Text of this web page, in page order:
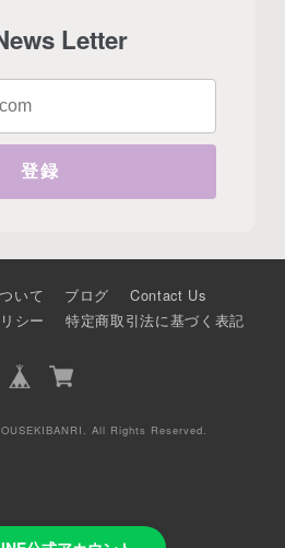
Letter
登録
いて ブログ
Contact Us
シー 特定商取引法に基づく表記
All Rights Reserved.